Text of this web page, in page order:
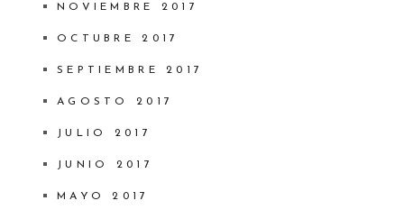
NOVIEMBRE 2017
OCTUBRE 2017
SEPTIEMBRE 2017
AGOSTO 2017
JULIO 2017
JUNIO 2017
MAYO 2017